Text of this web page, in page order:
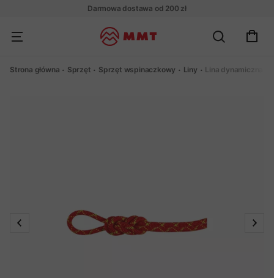
Darmowa dostawa od 200 zł
Strona główna Sprzęt Sprzęt wspinaczkowy Liny Lina dynamiczna